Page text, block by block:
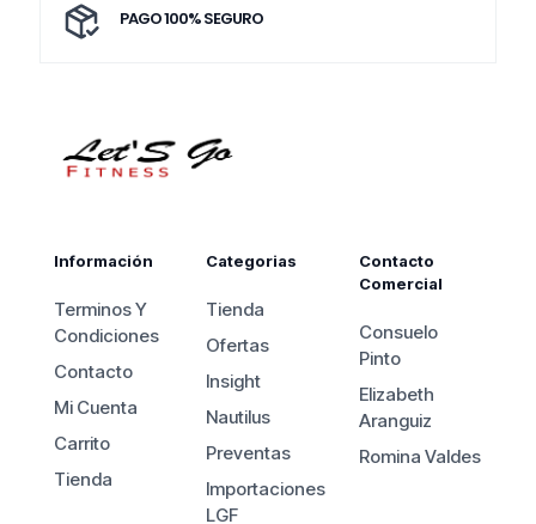
PAGO 100% SEGURO
Información
Terminos Y
Condiciones
Contacto
Mi Cuenta
Carrito
Tienda
Categorias
Tienda
Ofertas
Insight
Nautilus
Preventas
Importaciones
LGF
Contacto
Comercial
Consuelo
Pinto
Elizabeth
Aranguiz
Romina Valdes